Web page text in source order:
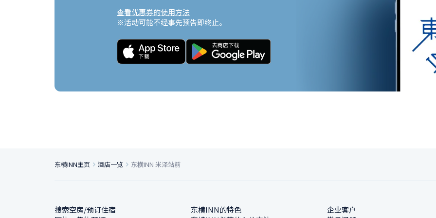
查看优惠券的使用方法
※活动可能不经事先预告即终止。
东横INN主页 酒店一览 东横INN 米泽站前
搜索空房/预订住宿
东横INN的特色
企业客户